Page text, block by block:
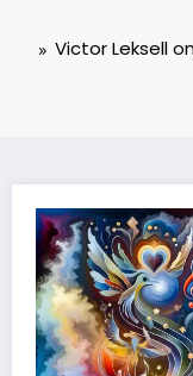
Victor Leksell